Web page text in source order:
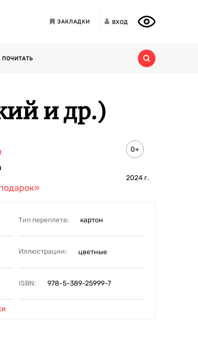
ЗАКЛАДКИ ВХОД
ПОЧИТАТЬ
и др.)
0+
2024 г.
Тип переплета: картон
Иллюстрации: цветные
ISBN: 978-5-389-25999-7